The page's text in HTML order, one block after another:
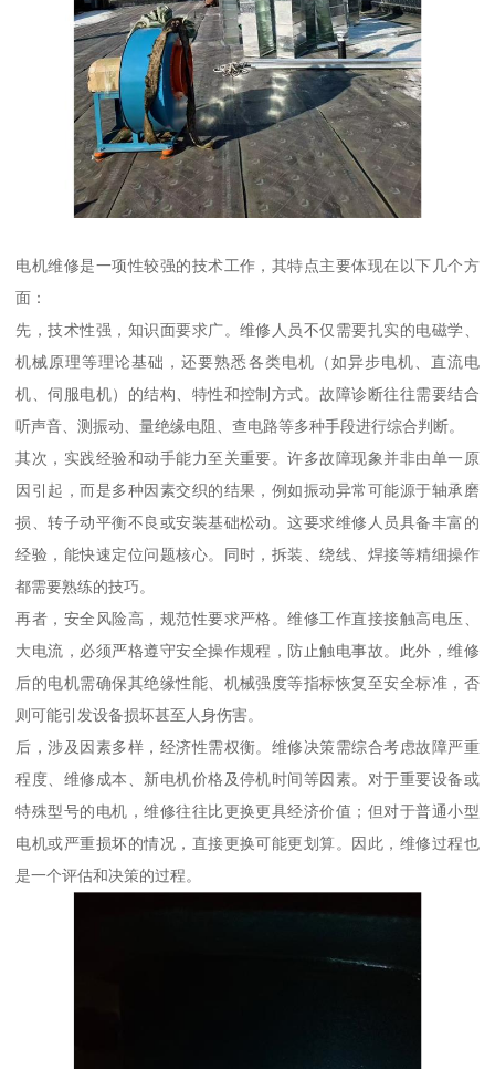
电机维修是一项性较强的技术工作，其特点主要体现在以下几个方
面：
先，技术性强，知识面要求广。维修人员不仅需要扎实的电磁学、
机械原理等理论基础，还要熟悉各类电机（如异步电机、直流电
机、伺服电机）的结构、特性和控制方式。故障诊断往往需要结合
听声音、测振动、量绝缘电阻、查电路等多种手段进行综合判断。
其次，实践经验和动手能力至关重要。许多故障现象并非由单一原
因引起，而是多种因素交织的结果，例如振动异常可能源于轴承磨
损、转子动平衡不良或安装基础松动。这要求维修人员具备丰富的
经验，能快速定位问题核心。同时，拆装、绕线、焊接等精细操作
都需要熟练的技巧。
再者，安全风险高，规范性要求严格。维修工作直接接触高电压、
大电流，必须严格遵守安全操作规程，防止触电事故。此外，维修
后的电机需确保其绝缘性能、机械强度等指标恢复至安全标准，否
则可能引发设备损坏甚至人身伤害。
后，涉及因素多样，经济性需权衡。维修决策需综合考虑故障严重
程度、维修成本、新电机价格及停机时间等因素。对于重要设备或
特殊型号的电机，维修往往比更换更具经济价值；但对于普通小型
电机或严重损坏的情况，直接更换可能更划算。因此，维修过程也
是一个评估和决策的过程。